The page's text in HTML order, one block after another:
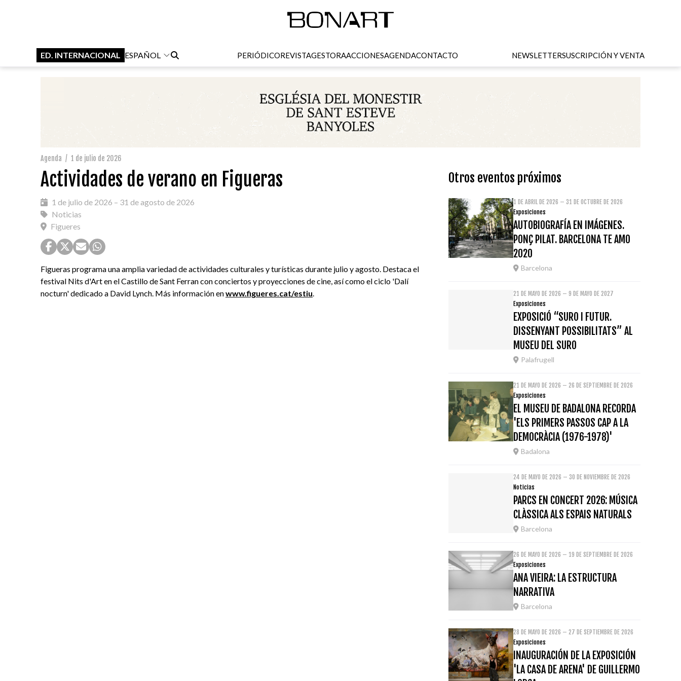
ED. INTERNACIONAL ESPAÑOL PERIÓDICOREVISTAGESTORAACCIONESAGENDACONTACTO NEWSLETTERSUSCRIPCIÓN Y VENTA
Agenda / 1 de julio de 2026
Actividades de verano en Figueras
1 de julio de 2026 – 31 de agosto de 2026
Noticias
Figueres
Figueras programa una amplia variedad de actividades culturales y turísticas durante julio y agosto. Destaca el
festival Nits d'Art en el Castillo de Sant Ferran con conciertos y proyecciones de cine, así como el ciclo 'Dalí
nocturn' dedicado a David Lynch. Más información enwww.figueres.cat/estiu
Otros eventos próximos
1 DE ABRIL DE 2026 – 31 DE OCTUBRE DE 2026
Exposiciones
AUTOBIOGRAFÍA EN IMÁGENES.
PONÇ PILAT. BARCELONA TE AMO
2020
Barcelona
21 DE MAYO DE 2026 – 9 DE MAYO DE 2027
Exposiciones
EXPOSICIÓ “SURO I FUTUR.
DISSENYANT POSSIBILITATS” AL
MUSEU DEL SURO
Palafrugell
21 DE MAYO DE 2026 – 26 DE SEPTIEMBRE DE 2026
Exposiciones
EL MUSEU DE BADALONA RECORDA
'ELS PRIMERS PASSOS CAP A LA
DEMOCRÀCIA (1976-1978)'
Badalona
24 DE MAYO DE 2026 – 30 DE NOVIEMBRE DE 2026
Noticias
PARCS EN CONCERT 2026: MÚSICA
CLÀSSICA ALS ESPAIS NATURALS
Barcelona
26 DE MAYO DE 2026 – 19 DE SEPTIEMBRE DE 2026
Exposiciones
ANA VIEIRA: LA ESTRUCTURA
NARRATIVA
Barcelona
28 DE MAYO DE 2026 – 27 DE SEPTIEMBRE DE 2026
Exposiciones
INAUGURACIÓN DE LA EXPOSICIÓN
'LA CASA DE ARENA' DE GUILLERMO